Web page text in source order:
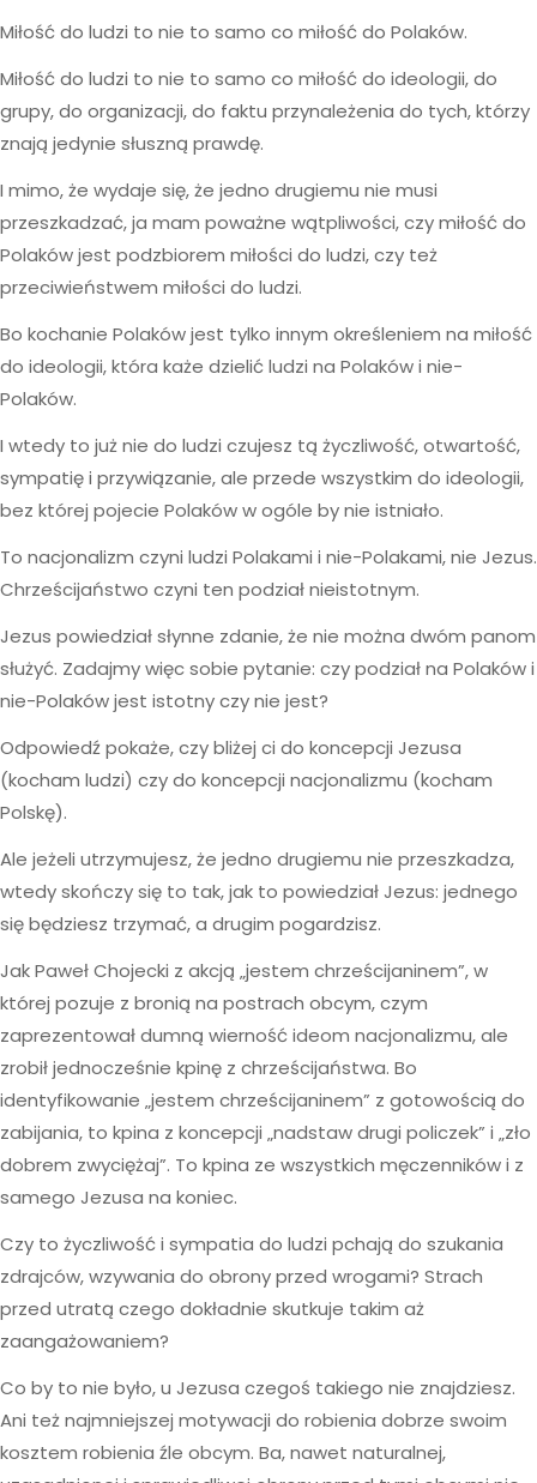
Miłość do ludzi to nie to samo co miłość do Polaków.
Miłość do ludzi to nie to samo co miłość do ideologii, do
grupy, do organizacji, do faktu przynależenia do tych, którzy
znają jedynie słuszną prawdę.
I mimo, że wydaje się, że jedno drugiemu nie musi
przeszkadzać, ja mam poważne wątpliwości, czy miłość do
Polaków jest podzbiorem miłości do ludzi, czy też
przeciwieństwem miłości do ludzi.
Bo kochanie Polaków jest tylko innym określeniem na miłość
do ideologii, która każe dzielić ludzi na Polaków i nie-
Polaków.
I wtedy to już nie do ludzi czujesz tą życzliwość, otwartość,
sympatię i przywiązanie, ale przede wszystkim do ideologii,
bez której pojecie Polaków w ogóle by nie istniało.
To nacjonalizm czyni ludzi Polakami i nie-Polakami, nie Jezus.
Chrześcijaństwo czyni ten podział nieistotnym.
Jezus powiedział słynne zdanie, że nie można dwóm panom
służyć. Zadajmy więc sobie pytanie: czy podział na Polaków i
nie-Polaków jest istotny czy nie jest?
Odpowiedź pokaże, czy bliżej ci do koncepcji Jezusa
(kocham ludzi) czy do koncepcji nacjonalizmu (kocham
Polskę).
Ale jeżeli utrzymujesz, że jedno drugiemu nie przeszkadza,
wtedy skończy się to tak, jak to powiedział Jezus: jednego
się będziesz trzymać, a drugim pogardzisz.
Jak Paweł Chojecki z akcją „jestem chrześcijaninem”, w
której pozuje z bronią na postrach obcym, czym
zaprezentował dumną wierność ideom nacjonalizmu, ale
zrobił jednocześnie kpinę z chrześcijaństwa. Bo
identyfikowanie „jestem chrześcijaninem” z gotowością do
zabijania, to kpina z koncepcji „nadstaw drugi policzek” i „zło
dobrem zwyciężaj”. To kpina ze wszystkich męczenników i z
samego Jezusa na koniec.
Czy to życzliwość i sympatia do ludzi pchają do szukania
zdrajców, wzywania do obrony przed wrogami? Strach
przed utratą czego dokładnie skutkuje takim aż
zaangażowaniem?
Co by to nie było, u Jezusa czegoś takiego nie znajdziesz.
Ani też najmniejszej motywacji do robienia dobrze swoim
kosztem robienia źle obcym. Ba, nawet naturalnej,